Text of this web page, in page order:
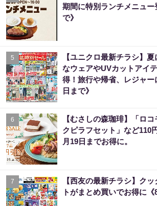
期間に特別ランチメニュー
で》
5
【ユニクロ最新チラシ】
なウェアやUVカットアイ
得！旅行や帰省、レジャ
日まで》
6
【むさしの森珈琲】「ロ
クピラフセット」など110
月19日までお得に。
7
【西友の最新チラシ】ク
トがまとめ買いでお得に《